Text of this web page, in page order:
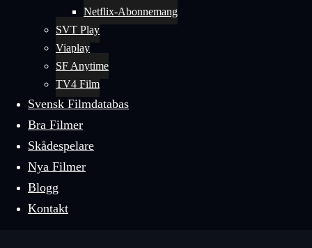
Netflix-Abonnemang
SVT Play
Viaplay
SF Anytime
TV4 Film
Svensk Filmdatabas
Bra Filmer
Skådespelare
Nya Filmer
Blogg
Kontakt